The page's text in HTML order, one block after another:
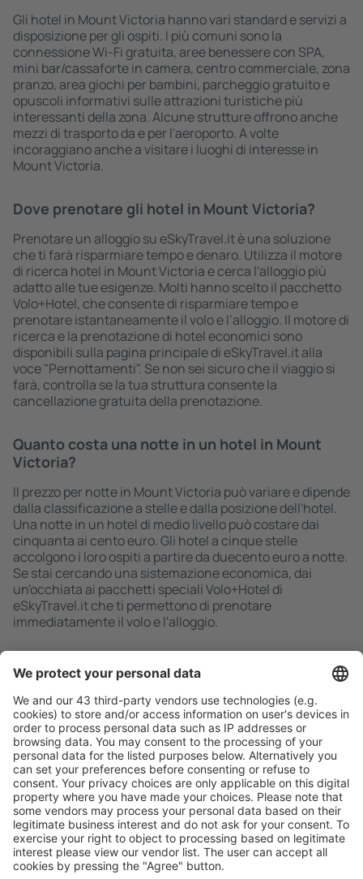
Gli hotel in Mount Victoria hanno vari standard e servizi a
disposizione per gli ospiti. I più comuni sono la
connessione Wi-Fi gratuita, aree benessere con SPA,
mini bar/cassaforte in camera, centro commerciale, zona
pranzo, area giochi per bambini, parcheggio gratuito e
opuscoli informativi sulle attrazioni turistiche più
interessanti della zona. Alcune strutture offrono anche
mezzi di trasporto da e per l'aeroporto. A volte
incoraggiano anche a visitare i luoghi di interesse in
Mount Victoria.
Dove prenotare gli hotel in Mount Victoria?
Prenotare un alloggio su eSkyTravel.it è una soluzione
che ti farà risparmiare tempo e denaro. Utilizza il motore
di ricerca hotel in Mount Victoria e cerca l'alloggio più
adatto alle tue esigenze. Molti hanno scelto il pacchetto
Volo+Hotel, che consente di risparmiare tempo e
prenotare istantaneamente il volo e l’alloggio. Il motore di
ricerca e la prenotazione di hotel economici sono
disponibili sulla pagina principale di eSkyTravel.it alla
voce "Pernottamenti". Se non sei sicuro che il viaggio si
farà, controlla se la tua struttura consente la
cancellazione gratuita della prenotazione.
Quanto costa una notte in un hotel in Mount
Victoria?
Il prezzo per notte in Mount Victoria può variare e dipende
dalla classificazione a stelle e dalla posizione dell'hotel.
Una notte in un hotel di medio livello può costare dai
cinquanta ai cento euro. Gli hotel a cinque stelle
accolgono i loro ospiti a partire da duecento euro a notte.
Se stai cercando una sistemazione economica, dai
un'occhiata ai pacchetti speciali Volo+Hotel di
eSkyTravel.it che ti permettono di prenotare
immediatamente il volo e l'alloggio.
Ricerca rapida e semplice
Offerta su misura per le tue aspettative.
Pianifica in sicurezza
Prenotazione senza pensieri con possibilità di
cancellazione gratuita.
Risparmia di più
Prezzi attraenti e offerte speciali per gli utenti registrati.